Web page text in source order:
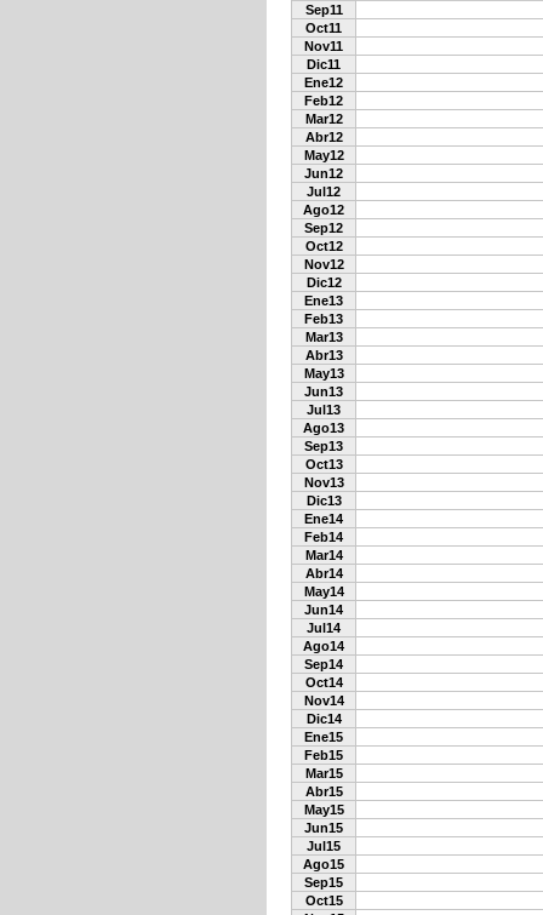
Sep11
Oct11
Nov11
Dic11
Ene12
Feb12
Mar12
Abr12
May12
Jun12
Jul12
Ago12
Sep12
Oct12
Nov12
Dic12
Ene13
Feb13
Mar13
Abr13
May13
Jun13
Jul13
Ago13
Sep13
Oct13
Nov13
Dic13
Ene14
Feb14
Mar14
Abr14
May14
Jun14
Jul14
Ago14
Sep14
Oct14
Nov14
Dic14
Ene15
Feb15
Mar15
Abr15
May15
Jun15
Jul15
Ago15
Sep15
Oct15